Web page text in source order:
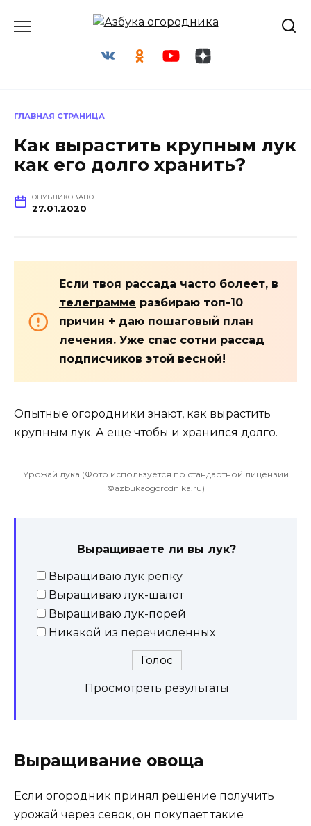
ГЛАВНАЯ СТРАНИЦА
Как вырастить крупным лук
как его долго хранить?
ОПУБЛИКОВАНО
27.01.2020
Если твоя рассада часто болеет, в
телеграмме разбираю топ-10
причин + даю пошаговый план
лечения. Уже спас сотни рассад
подписчиков этой весной!
Опытные огородники знают, как вырастить
крупным лук. А еще чтобы и хранился долго.
Урожай лука (Фото используется по стандартной лицензии
©azbukaogorodnika.ru)
Выращиваете ли вы лук?
Выращиваю лук репку
Выращиваю лук-шалот
Выращиваю лук-порей
Никакой из перечисленных
Просмотреть результаты
Выращивание овоща
Если огородник принял решение получить
урожай через севок, он покупает такие